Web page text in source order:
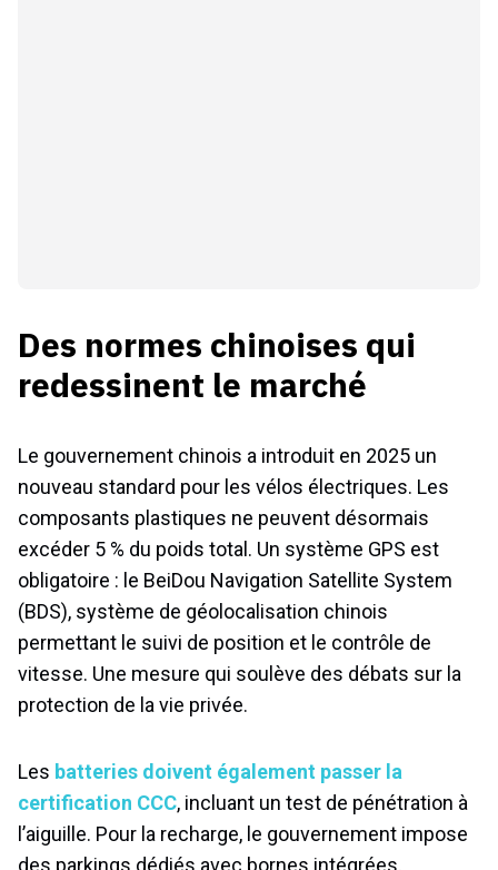
Des normes chinoises qui
redessinent le marché
Le gouvernement chinois a introduit en 2025 un
nouveau standard pour les vélos électriques. Les
composants plastiques ne peuvent désormais
excéder 5 % du poids total. Un système GPS est
obligatoire : le BeiDou Navigation Satellite System
(BDS), système de géolocalisation chinois
permettant le suivi de position et le contrôle de
vitesse. Une mesure qui soulève des débats sur la
protection de la vie privée.
Les batteries doivent également passer la
certification CCC, incluant un test de pénétration à
l’aiguille. Pour la recharge, le gouvernement impose
des parkings dédiés avec bornes intégrées,